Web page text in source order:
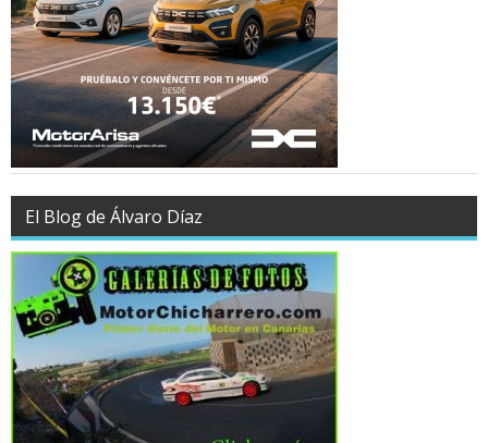
El Blog de Álvaro Díaz